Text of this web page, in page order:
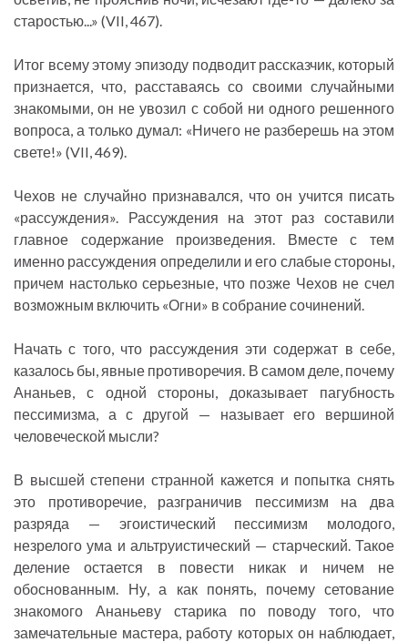
старостью...» (VII, 467).
Итог всему этому эпизоду подводит рассказчик, который
признается, что, расставаясь со своими случайными
знакомыми, он не увозил с собой ни одного решенного
вопроса, а только думал: «Ничего не разберешь на этом
свете!» (VII, 469).
Чехов не случайно признавался, что он учится писать
«рассуждения». Рассуждения на этот раз составили
главное содержание произведения. Вместе с тем
именно рассуждения определили и его слабые стороны,
причем настолько серьезные, что позже Чехов не счел
возможным включить «Огни» в собрание сочинений.
Начать с того, что рассуждения эти содержат в себе,
казалось бы, явные противоречия. В самом деле, почему
Ананьев, с одной стороны, доказывает пагубность
пессимизма, а с другой — называет его вершиной
человеческой мысли?
В высшей степени странной кажется и попытка снять
это противоречие, разграничив пессимизм на два
разряда — эгоистический пессимизм молодого,
незрелого ума и альтруистический — старческий. Такое
деление остается в повести никак и ничем не
обоснованным. Ну, а как понять, почему сетование
знакомого Ананьеву старика по поводу того, что
замечательные мастера, работу которых он наблюдает,